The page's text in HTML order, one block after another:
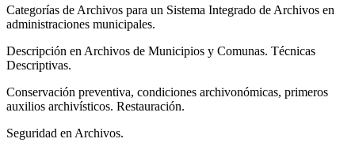
Categorías de Archivos para un Sistema Integrado de Archivos en
administraciones municipales.
Descripción en Archivos de Municipios y Comunas. Técnicas
Descriptivas.
Conservación preventiva, condiciones archivonómicas, primeros
auxilios archivísticos. Restauración.
Seguridad en Archivos.